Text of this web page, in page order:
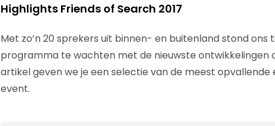
Highlights Friends of Search 2017
Met zo’n 20 sprekers uit binnen- en buitenland stond ons
programma te wachten met de nieuwste ontwikkelingen
artikel geven we je een selectie van de meest
event.